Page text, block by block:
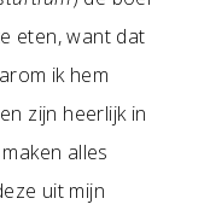
eten, want dat
ik hem
zijn heerlijk in
alles
uit mijn